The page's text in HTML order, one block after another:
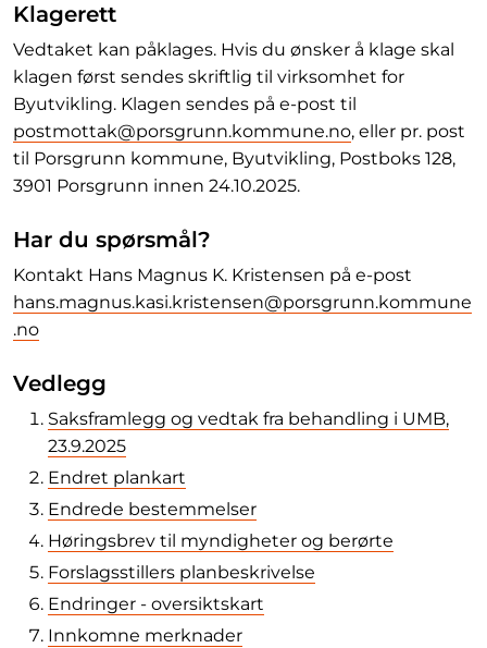
Klagerett
Vedtaket kan påklages. Hvis du ønsker å klage skal
klagen først sendes skriftlig til virksomhet for
Byutvikling. Klagen sendes på e-post til
postmottak@porsgrunn.kommune.no, eller pr. post
til Porsgrunn kommune, Byutvikling, Postboks 128,
3901 Porsgrunn innen 24.10.2025.
Har du spørsmål?
Kontakt Hans Magnus K. Kristensen på e-post
hans.magnus.kasi.kristensen@porsgrunn.kommune
.no
Vedlegg
Saksframlegg og vedtak fra behandling i UMB,
23.9.2025
Endret plankart
Endrede bestemmelser
Høringsbrev til myndigheter og berørte
Forslagsstillers planbeskrivelse
Endringer - oversiktskart
Innkomne merknader